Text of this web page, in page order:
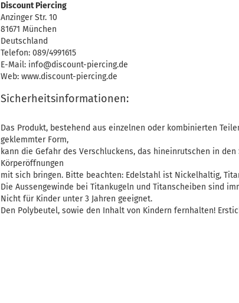
Discount Piercing
Anzinger Str. 10
81671 München
Deutschland
Telefon: 089/4991615
E-Mail: info@discount-piercing.de
Web: www.discount-piercing.de
Sicherheitsinformationen:
Das Produkt, bestehend aus einzelnen oder kombinierten
geklemmter Form,
kann die Gefahr des Verschluckens, das hineinrutschen in
Körperöffnungen
mit sich bringen. Bitte beachten: Edelstahl ist Nickelhaltig,
Die Aussengewinde bei Titankugeln und Titanscheiben sind
Nicht für Kinder unter 3 Jahren geeignet.
Den Polybeutel, sowie den Inhalt von Kindern fernhalten!